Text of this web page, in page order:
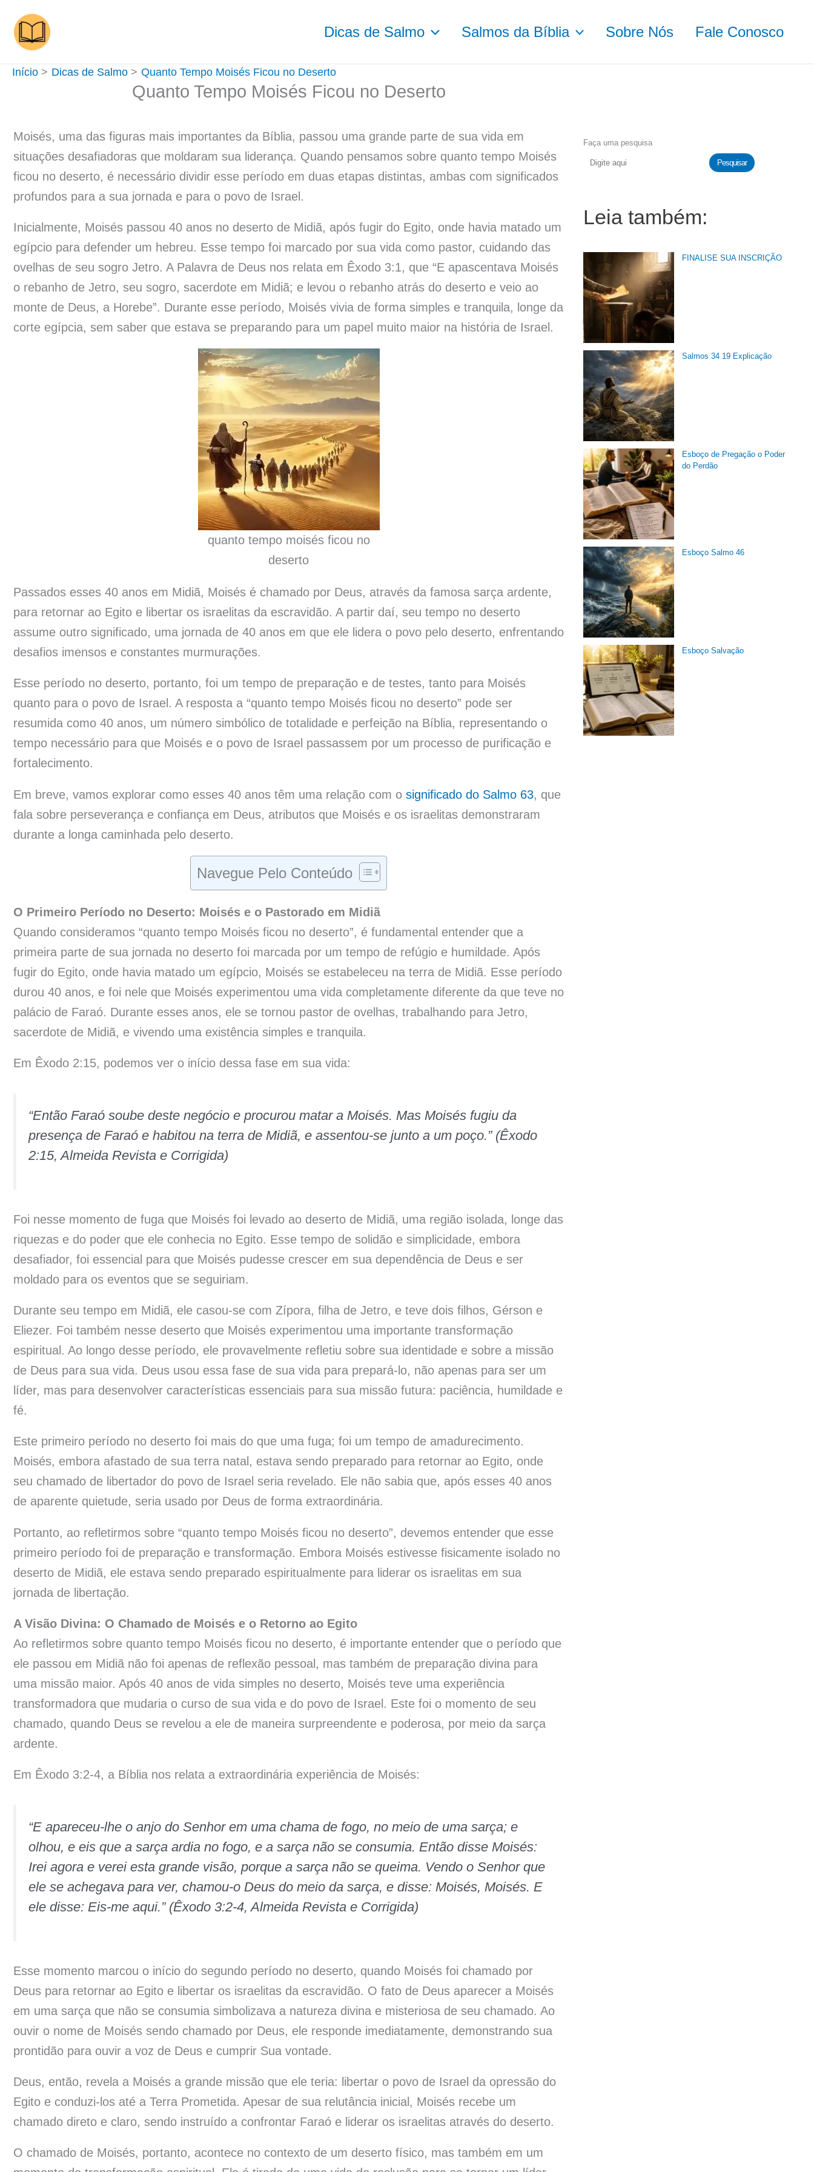
para
conteúdo
Dicas de Salmo Salmos da Bíblia Sobre Nós Fale Conosco
Início Dicas de Salmo Quanto Tempo Moisés Ficou no Deserto
Quanto Tempo Moisés Ficou no Deserto
Moisés, uma das figuras mais importantes da Bíblia, passou uma grande parte de sua vida em
situações desafiadoras que moldaram sua liderança. Quando pensamos sobre quanto tempo Moisés
ficou no deserto, é necessário dividir esse período em duas etapas distintas, ambas com significados
profundos para a sua jornada e para o povo de Israel.
Inicialmente, Moisés passou 40 anos no deserto de Midiã, após fugir do Egito, onde havia matado um
egípcio para defender um hebreu. Esse tempo foi marcado por sua vida como pastor, cuidando das
ovelhas de seu sogro Jetro. A Palavra de Deus nos relata em Êxodo 3:1, que “E apascentava Moisés
o rebanho de Jetro, seu sogro, sacerdote em Midiã; e levou o rebanho atrás do deserto e veio ao
monte de Deus, a Horebe”. Durante esse período, Moisés vivia de forma simples e tranquila, longe da
corte egípcia, sem saber que estava se preparando para um papel muito maior na história de Israel.
quanto tempo moisés ficou no
deserto
Passados esses 40 anos em Midiã, Moisés é chamado por Deus, através da famosa sarça ardente,
para retornar ao Egito e libertar os israelitas da escravidão. A partir daí, seu tempo no deserto
assume outro significado, uma jornada de 40 anos em que ele lidera o povo pelo deserto, enfrentando
desafios imensos e constantes murmurações.
Esse período no deserto, portanto, foi um tempo de preparação e de testes, tanto para Moisés
quanto para o povo de Israel. A resposta a “quanto tempo Moisés ficou no deserto” pode ser
resumida como 40 anos, um número simbólico de totalidade e perfeição na Bíblia, representando o
tempo necessário para que Moisés e o povo de Israel passassem por um processo de purificação e
fortalecimento.
Em breve, vamos explorar como esses 40 anos têm uma relação com o significado do Salmo 63, que
fala sobre perseverança e confiança em Deus, atributos que Moisés e os israelitas demonstraram
durante a longa caminhada pelo deserto.
Navegue Pelo Conteúdo
O Primeiro Período no Deserto: Moisés e o Pastorado em Midiã
Quando consideramos “quanto tempo Moisés ficou no deserto”, é fundamental entender que a
primeira parte de sua jornada no deserto foi marcada por um tempo de refúgio e humildade. Após
fugir do Egito, onde havia matado um egípcio, Moisés se estabeleceu na terra de Midiã. Esse período
durou 40 anos, e foi nele que Moisés experimentou uma vida completamente diferente da que teve no
palácio de Faraó. Durante esses anos, ele se tornou pastor de ovelhas, trabalhando para Jetro,
sacerdote de Midiã, e vivendo uma existência simples e tranquila.
Em Êxodo 2:15, podemos ver o início dessa fase em sua vida:
“Então Faraó soube deste negócio e procurou matar a Moisés. Mas Moisés fugiu da
presença de Faraó e habitou na terra de Midiã, e assentou-se junto a um poço.” (Êxodo
2:15, Almeida Revista e Corrigida)
Foi nesse momento de fuga que Moisés foi levado ao deserto de Midiã, uma região isolada, longe das
riquezas e do poder que ele conhecia no Egito. Esse tempo de solidão e simplicidade, embora
desafiador, foi essencial para que Moisés pudesse crescer em sua dependência de Deus e ser
moldado para os eventos que se seguiriam.
Durante seu tempo em Midiã, ele casou-se com Zípora, filha de Jetro, e teve dois filhos, Gérson e
Eliezer. Foi também nesse deserto que Moisés experimentou uma importante transformação
espiritual. Ao longo desse período, ele provavelmente refletiu sobre sua identidade e sobre a missão
de Deus para sua vida. Deus usou essa fase de sua vida para prepará-lo, não apenas para ser um
líder, mas para desenvolver características essenciais para sua missão futura: paciência, humildade e
fé.
Este primeiro período no deserto foi mais do que uma fuga; foi um tempo de amadurecimento.
Moisés, embora afastado de sua terra natal, estava sendo preparado para retornar ao Egito, onde
seu chamado de libertador do povo de Israel seria revelado. Ele não sabia que, após esses 40 anos
de aparente quietude, seria usado por Deus de forma extraordinária.
Portanto, ao refletirmos sobre “quanto tempo Moisés ficou no deserto”, devemos entender que esse
primeiro período foi de preparação e transformação. Embora Moisés estivesse fisicamente isolado no
deserto de Midiã, ele estava sendo preparado espiritualmente para liderar os israelitas em sua
jornada de libertação.
A Visão Divina: O Chamado de Moisés e o Retorno ao Egito
Ao refletirmos sobre quanto tempo Moisés ficou no deserto, é importante entender que o período que
ele passou em Midiã não foi apenas de reflexão pessoal, mas também de preparação divina para
uma missão maior. Após 40 anos de vida simples no deserto, Moisés teve uma experiência
transformadora que mudaria o curso de sua vida e do povo de Israel. Este foi o momento de seu
chamado, quando Deus se revelou a ele de maneira surpreendente e poderosa, por meio da sarça
ardente.
Em Êxodo 3:2-4, a Bíblia nos relata a extraordinária experiência de Moisés:
“E apareceu-lhe o anjo do Senhor em uma chama de fogo, no meio de uma sarça; e
olhou, e eis que a sarça ardia no fogo, e a sarça não se consumia. Então disse Moisés:
Irei agora e verei esta grande visão, porque a sarça não se queima. Vendo o Senhor que
ele se achegava para ver, chamou-o Deus do meio da sarça, e disse: Moisés, Moisés. E
ele disse: Eis-me aqui.” (Êxodo 3:2-4, Almeida Revista e Corrigida)
Esse momento marcou o início do segundo período no deserto, quando Moisés foi chamado por
Deus para retornar ao Egito e libertar os israelitas da escravidão. O fato de Deus aparecer a Moisés
em uma sarça que não se consumia simbolizava a natureza divina e misteriosa de seu chamado. Ao
ouvir o nome de Moisés sendo chamado por Deus, ele responde imediatamente, demonstrando sua
prontidão para ouvir a voz de Deus e cumprir Sua vontade.
Deus, então, revela a Moisés a grande missão que ele teria: libertar o povo de Israel da opressão do
Egito e conduzi-los até a Terra Prometida. Apesar de sua relutância inicial, Moisés recebe um
chamado direto e claro, sendo instruído a confrontar Faraó e liderar os israelitas através do deserto.
O chamado de Moisés, portanto, acontece no contexto de um deserto físico, mas também em um
Faça uma pesquisa
Pesquisar
Leia também:
FINALISE SUA INSCRIÇÃO
Salmos 34 19 Explicação
Esboço de Pregação o Poder
do Perdão
Esboço Salmo 46
Esboço Salvação